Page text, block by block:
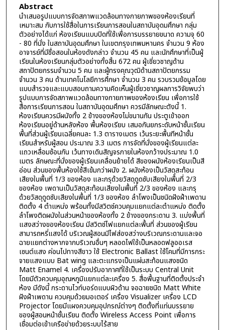
Abstract
นำเสนอรูปแบบการจัดสภาพแวดล้อมทางกายภาพของห้องเรียนที่
เหมาะสม กับการใช้สื่อในการเรียนการสอนในสถาบันอุดมศึกษา กลุ่ม
ตัวอย่างได้แก่ ห้องเรียนแบบปิดที่ใช้เพื่อการบรรยายขนาด ความจุ 60
- 80 ที่นั่ง ในสถาบันอุดมศึกษา ในเขตกรุงเทพมหานคร จำนวน 9 ห้อง
อาจารย์ที่มีชื่อสอนในห้องดังกล่าว จำนวน 45 คน และนักศึกษาที่เป็นผู้
เรียนในห้องเรียนกลุ่มตัวอย่างทั้งสิ้น 672 คน ผู้เชี่ยวชาญด้าน
สถาปัตยกรรมจำนวน 5 คน และผู้ทรงคุณวุฒิด้านสถาปัตยกรรม
จำนวน 3 คน ด้านเทคโนโลยีการศึกษา จำนวน 3 คน รวบรวมข้อมูลโดย
แบบสำรวจและแบบสอบถามความคิดเห็นผู้เชี่ยวชาญผลการวิจัยพบว่า
รูปแบบการจัดสภาพแวดล้อมทางกายภาพของห้องเรียน เพื่อการใช้
สื่อการเรียนการสอน ในสถาบันอุดมศึกษา ควรมีลักษณะตังนี้ 1.
ห้องเรียนควรมีผนังทั้ง 2 ข้างของห้องไม่ขนานกัน ประตูเข้าออก
ห้องเรียนอยู่ด้านหลังห้อง พื้นห้องเรียบ เสมอกันยกระดับหน้าชั้นเรียน
พื้นที่ส่วนผู้เรียนเฉลี่ยคนละ 1.3 ตารางเมตร เว้นระยะพื้นทีหน้าชั้น
เรียนสำหรับผู้สอน ประมาณ 3.3 เมตร การจัดที่นั่งของผู้เรียนแต่ละ
แถวเหลื่อมซ้อนกัน เว้นทางเดินสัญจรภายในห้องกว้างประมาณ 1.0
เมตร ลักษณะที่นั่งของผู้เรียนเคลื่อนย้ายได้ สีของผนังห้องเรียนเป็นสี
อ่อน ส่วนของพื้นห้องใช้สีเข้มกว่าผนัง 2. ผนังห้องเป็นวัสดุสะท้อน
เสียงในพื้นที่ 1/3 ของห้อง และกรุด้วยวัสดุดูดซับเสียงในพื้นที่ 2/3
ของห้อง เพดานเป็นวัสดุสะท้อนเสียงในพื้นที่ 2/3 ของห้อง และกรุ
ด้วยวัสดุดูดซับเสียงในพื้นที่ 1/3 ของห้อง ลำโพงเป็นชนิดฝังฝ้าเพดาน
ติดตั้ง 4 ตำแหน่ง พร้อมทั้งมีสวิตช์ควบคุมแยกแต่ละตำแหน่ง ติดตั้ง
ลำโพงติดผนังในส่วนหน้าของห้องทั้ง 2 ข้างของกระดาน 3. แบ่งพื้นที่
แสงสว่างของห้องเรียน มีสวิตช์ไฟแยกแต่ละพื้นที่ ส่วนของผู้เรียน
สามารถหรี่แสงได้ บริเวณผู้สอนมีไฟส่องสว่างบริเวณกระดานและจอ
ฉายแยกต่างหากจากบริเวณอื่นๆ หลอดไฟใช้เป็นหลอดฟลูออเรส
เซนต์แสง ค่อนไปทางสีขาว ใช้ Electronic Ballast ใช้โคมที่มีการกระ
จายแสงแบบ Bat wing และตะแกรงเป็นแผ่นสะท้อนแสงชนิด
Matt Enamel 4. เครื่องปรับอากาศที่ใช้เป็นระบบ Central Unit
โดยมีตัวควบคุมอุณหภูมิแยกแต่ละเครื่อง 5. สื่อพื้นฐานที่ติดตั้งประจำ
ห้อง มีดังนี้ กระดานไวท์บอร์ดแบบผิวด้าน จอฉายชนิด Matt White
ฝังฝ้าเพดาน ควบคุมด้วยมอเตอร์ เครื่อง Visualizer เครื่อง LCD
Projector โดยมีแผงควบคุมอุปกรณ์ต่างๆ ติดตั้งที่แท่นบรรยาย
ของผู้สอนหน้าชั้นเรียน ติดตั้ง Wireless Access Point เพื่อการ
เชื่อมต่อเข้าเครือข่ายด้วยระบบไร้สาย